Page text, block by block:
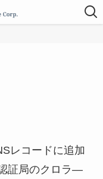
レコードに追加
証局のクロラ―